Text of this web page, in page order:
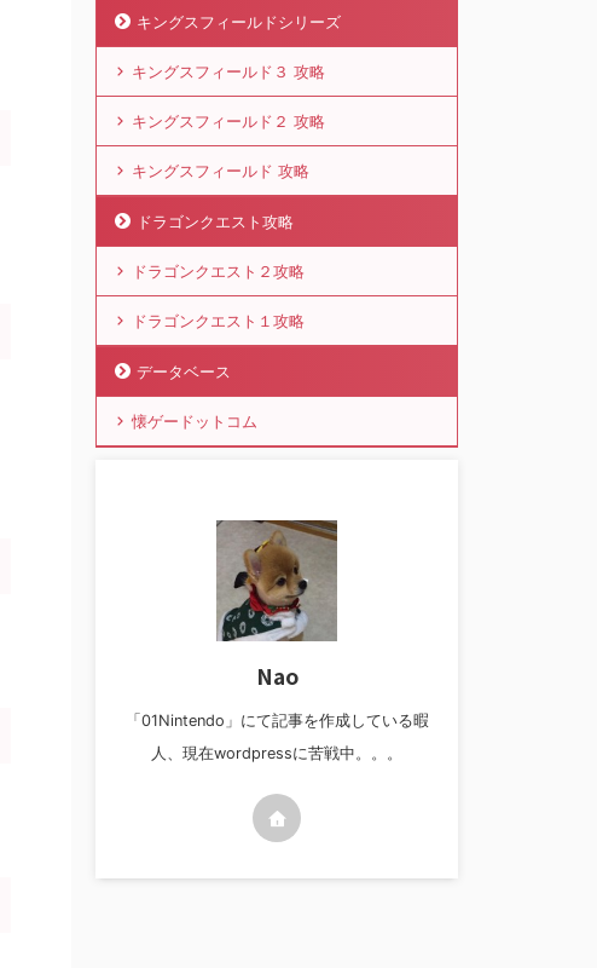
キングスフィールドシリーズ
キングスフィールド３ 攻略
キングスフィールド２ 攻略
キングスフィールド 攻略
ドラゴンクエスト攻略
ドラゴンクエスト２攻略
ドラゴンクエスト１攻略
データベース
懐ゲードットコム
Nao
「01Nintendo」にて記事を作成している暇
人、現在wordpressに苦戦中。。。